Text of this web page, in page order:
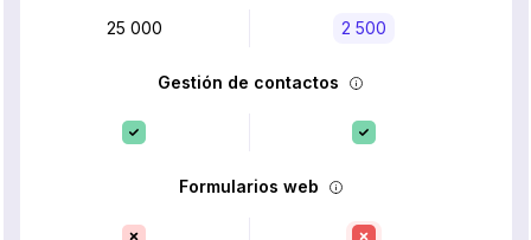
25 000 2 500
Gestión de contactos
Formularios web